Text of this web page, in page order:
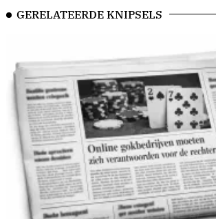
GERELATEERDE KNIPSELS